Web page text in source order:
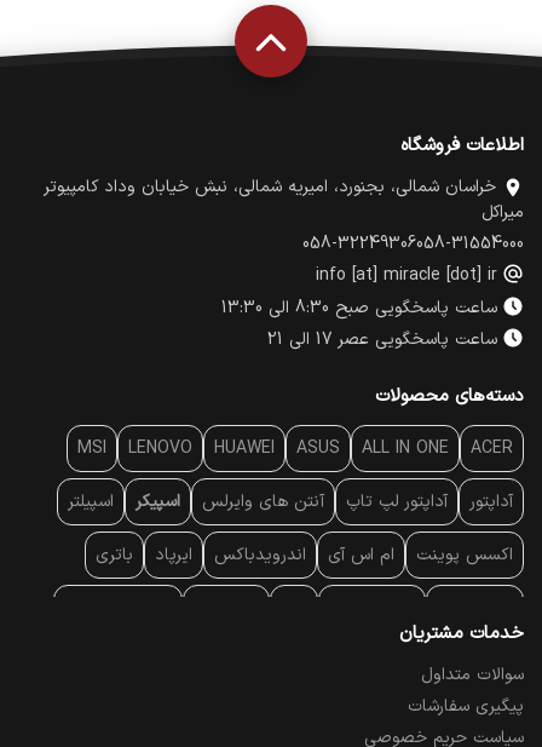
اطلاعات فروشگاه
خراسان شمالی، بجنورد، امیریه شمالی، نبش خیابان وداد کامپیوتر
میراکل
058-31554000
058-32249306
info [at] miracle [dot] ir
ساعت پاسخگویی صبح 8:30 الی 13:30
ساعت پاسخگویی عصر 17 الی 21
دسته‌های محصولات
ACER
ALL IN ONE
ASUS
HUAWEI
LENOVO
MSI
آداپتور آداپتور لپ تاپ آنتن‌ های وایرلس اسپیکر اسپیلتر
اکسس پوینت ام اس آی اندرویدباکس ایرپاد باتری
پایه سقفی
پرده نمایش
خدمات مشتریان
سوالات متداول
پیگیری سفارشات
سیاست حریم خصوصی